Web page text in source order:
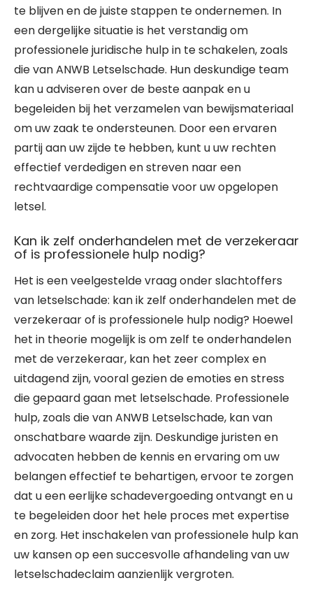
te blijven en de juiste stappen te ondernemen. In
een dergelijke situatie is het verstandig om
professionele juridische hulp in te schakelen, zoals
die van ANWB Letselschade. Hun deskundige team
kan u adviseren over de beste aanpak en u
begeleiden bij het verzamelen van bewijsmateriaal
om uw zaak te ondersteunen. Door een ervaren
partij aan uw zijde te hebben, kunt u uw rechten
effectief verdedigen en streven naar een
rechtvaardige compensatie voor uw opgelopen
letsel.
Kan ik zelf onderhandelen met de verzekeraar
of is professionele hulp nodig?
Het is een veelgestelde vraag onder slachtoffers
van letselschade: kan ik zelf onderhandelen met de
verzekeraar of is professionele hulp nodig? Hoewel
het in theorie mogelijk is om zelf te onderhandelen
met de verzekeraar, kan het zeer complex en
uitdagend zijn, vooral gezien de emoties en stress
die gepaard gaan met letselschade. Professionele
hulp, zoals die van ANWB Letselschade, kan van
onschatbare waarde zijn. Deskundige juristen en
advocaten hebben de kennis en ervaring om uw
belangen effectief te behartigen, ervoor te zorgen
dat u een eerlijke schadevergoeding ontvangt en u
te begeleiden door het hele proces met expertise
en zorg. Het inschakelen van professionele hulp kan
uw kansen op een succesvolle afhandeling van uw
letselschadeclaim aanzienlijk vergroten.